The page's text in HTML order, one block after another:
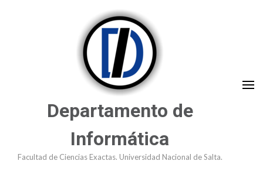
Departamento de
Informática
Facultad de Ciencias Exactas. Universidad Nacional de Salta.